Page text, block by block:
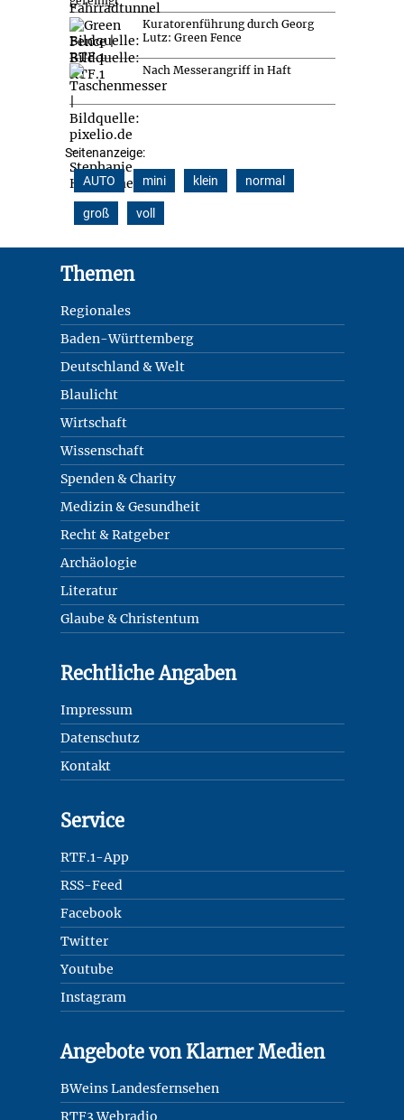
Kuratorenführung durch Georg
Lutz: Green Fence
Nach Messerangriff in Haft
Seitenanzeige:
AUTO
mini klein normal
groß voll
Themen
Regionales
Baden-Württemberg
Deutschland & Welt
Blaulicht
Wirtschaft
Wissenschaft
Spenden & Charity
Medizin & Gesundheit
Recht & Ratgeber
Archäologie
Literatur
Glaube & Christentum
Rechtliche Angaben
Impressum
Datenschutz
Kontakt
Service
RTF.1-App
RSS-Feed
Facebook
Twitter
Youtube
Instagram
Angebote von Klarner Medien
BWeins Landesfernsehen
RTF3 Webradio